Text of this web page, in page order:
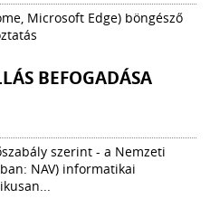
Microsoft Edge) böngésző
BEFOGADÁSA
szerint - a Nemzeti
NAV) informatikai